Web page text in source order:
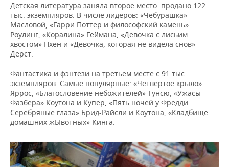
Детская литература заняла второе место: продано 122
тыс. экземпляров. В числе лидеров: «Чебурашка»
Масловой, «Гарри Поттер и философский камень»
Роулинг, «Коралина» Геймана, «Девочка с лисьим
хвостом» Пхён и «Девочка, которая не видела снов»
Дерст.
Фантастика и фэнтези на третьем месте с 91 тыс.
экземпляров. Самые популярные: «Четвертое крыло»
Яррос, «Благословение небожителей» Тунсю, «Ужасы
Фазбера» Коутона и Купер, «Пять ночей у Фредди.
Серебряные глаза» Брид-Райсли и Коутона, «Кладбище
домашних жЫвотных» Кинга.